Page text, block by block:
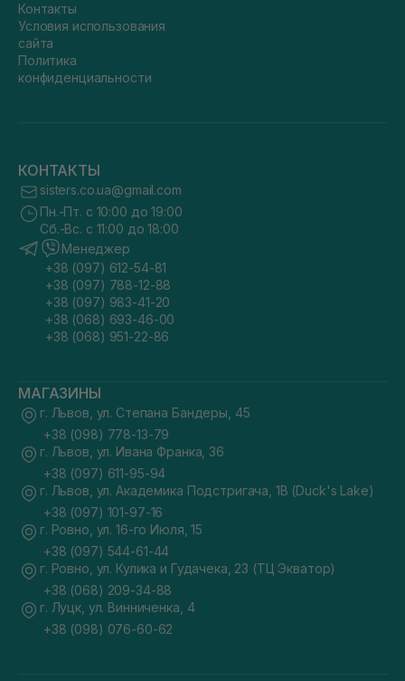
Контакты
Условия использования
сайта
Политика
конфиденциальности
КОНТАКТЫ
sisters.co.ua@gmail.com
Пн.-Пт. с 10:00 до 19:00
Сб.-Вс. с 11:00 до 18:00
Менеджер
+38 (097) 612-54-81
+38 (097) 788-12-88
+38 (097) 983-41-20
+38 (068) 693-46-00
+38 (068) 951-22-86
МАГАЗИНЫ
г. Львов, ул. Степана Бандеры, 45
+38 (098) 778-13-79
г. Львов, ул. Ивана Франка, 36
+38 (097) 611-95-94
г. Львов, ул. Академика Подстригача, 1В (Duck's Lake)
+38 (097) 101-97-16
г. Ровно, ул. 16-го Июля, 15
+38 (097) 544-61-44
г. Ровно, ул. Кулика и Гудачека, 23 (ТЦ Экватор)
+38 (068) 209-34-88
г. Луцк, ул. Винниченка, 4
+38 (098) 076-60-62